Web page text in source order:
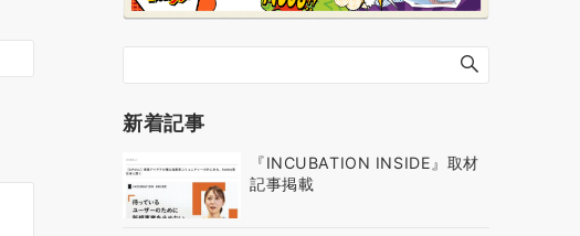
新着記事
『INCUBATION INSIDE』取材
記事掲載